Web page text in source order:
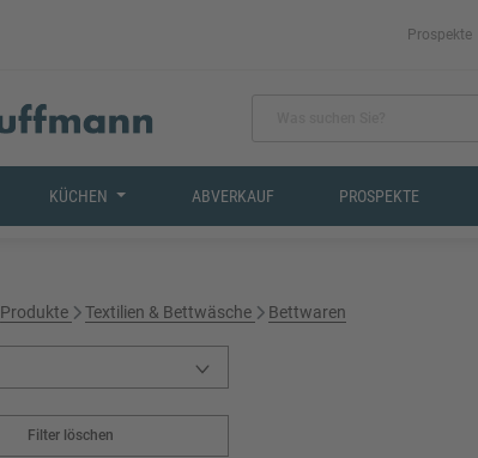
Prospekte
KÜCHEN ABVERKAUF PROSPEKTE
Produkte Textilien & Bettwäsche Bettwaren
Filter löschen